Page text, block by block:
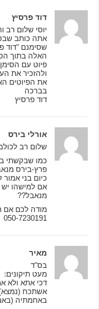
דוד פרסיץ
יוסי שלום רב
אתה כותב
שסימנם "דוד
האלה בתוך
פיוט עם
ולהזכיר את
את הפיוטים
בברכה
דוד פרסיץ
אורלי בירס
שלום רב
כמו שבקשתי
פרץ-בירס
כיום בני
אם למישהו
מנאבל??
מודה לכם אם
050-7230191
מאיר
בס"ד
מעט תיקונים:
דכי אתא ולא
אשתכח
באחמתיה